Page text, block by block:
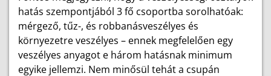
hatás szempontjából 3 fő csoportba sorolhatóak:
mérgező, tűz-, és robbanásveszélyes és
környezetre veszélyes – ennek megfelelően egy
veszélyes anyagot e három hatásnak minimum
egyike jellemzi. Nem minősül tehát a csupán